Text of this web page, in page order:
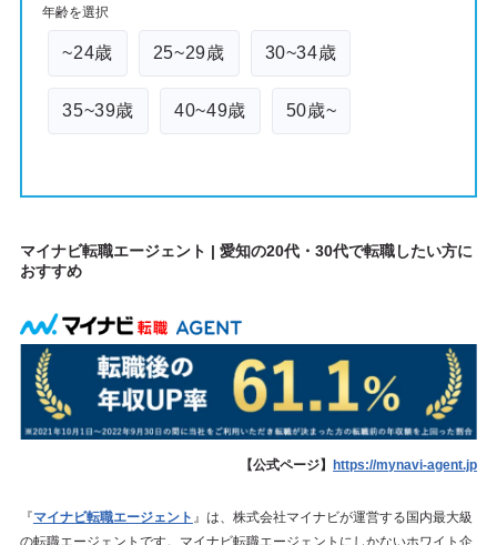
年齢を選択
~24歳 25~29歳 30~34歳
35~39歳 40~49歳 50歳~
マイナビ転職エージェント | 愛知の20代・30代で転職したい方に
おすすめ
【公式ページ】 https://mynavi-agent.jp
『マイナビ転職エージェント 』は、株式会社マイナビが運営する国内最大級
の転職エージェントです。マイナビ転職エージェントにしかないホワイト企